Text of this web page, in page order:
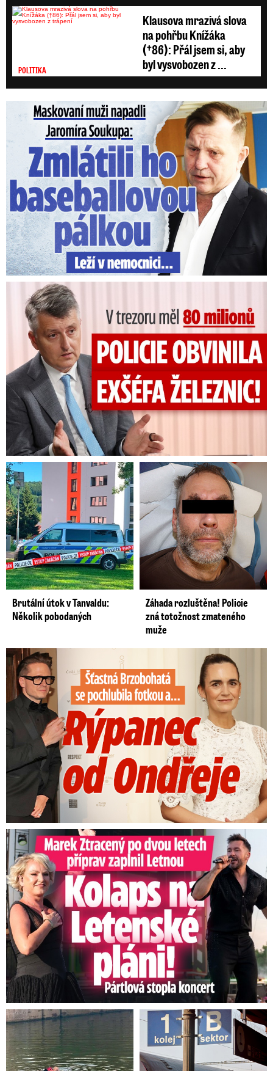
POLITIKA
Klausova mrazivá slova
na pohřbu Knížáka
(†86): Přál jsem si, aby
byl vysvobozen z ...
Maskovaní muži napadli Jaromíra Soukupa: Krvavá nakládačka
V trezoru měl 80 milionů: Policie obvinila exšéfa železnic!
Brutální útok v Tanvaldu:
Několik pobodaných
Záhada rozluštěna! Policie
zná totožnost zmateného
muže
Šťastná Brzobohatá se pochlubila fotkou: Rýpanec od Ondřeje
Marek Ztracený na Letné: Pártlová stopla koncert